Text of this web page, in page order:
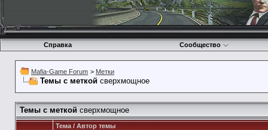
Справка Сообщество
Mafia-Game Forum > Метки
Темы с меткой сверхмощное
Темы с меткой сверхмощное
Тема / Автор темы